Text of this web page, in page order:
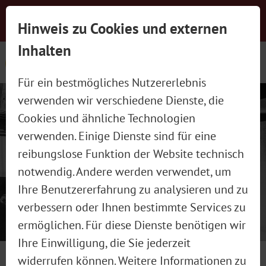
Social Wall
Kontakt
schließen
MADAME WIESN WARM-UP
Bereits das dritte Mal in Folge
veranstalten Chirurgin Dr. Caroline
Kim, Chefredakteurin der Madame
Hinweis zu Cookies und externen
Inhalten
Für ein bestmögliches Nutzererlebnis
verwenden wir verschiedene Dienste, die
Cookies und ähnliche Technologien
verwenden. Einige Dienste sind für eine
reibungslose Funktion der Website technisch
notwendig. Andere werden verwendet, um
Ihre Benutzererfahrung zu analysieren und zu
verbessern oder Ihnen bestimmte Services zu
ermöglichen. Für diese Dienste benötigen wir
Ihre Einwilligung, die Sie jederzeit
widerrufen können. Weitere Informationen zu